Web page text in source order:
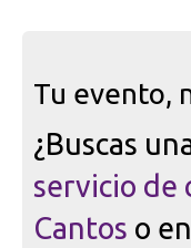
Tu evento,
jumbotron
¿Buscas
servicio de
Cantos o